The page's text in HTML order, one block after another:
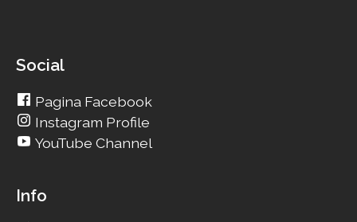
Social
Pagina Facebook
Instagram Profile
YouTube Channel
Info